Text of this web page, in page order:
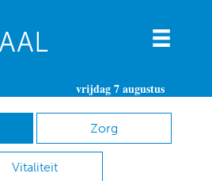
vrijdag 7 augustus
Zorg
Vitaliteit